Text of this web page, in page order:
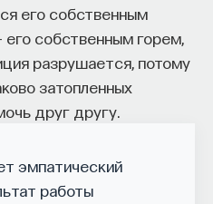
его собственным
его собственным горем,
разрушается, потому
затопленных
друг другу.
эмпатический
работы